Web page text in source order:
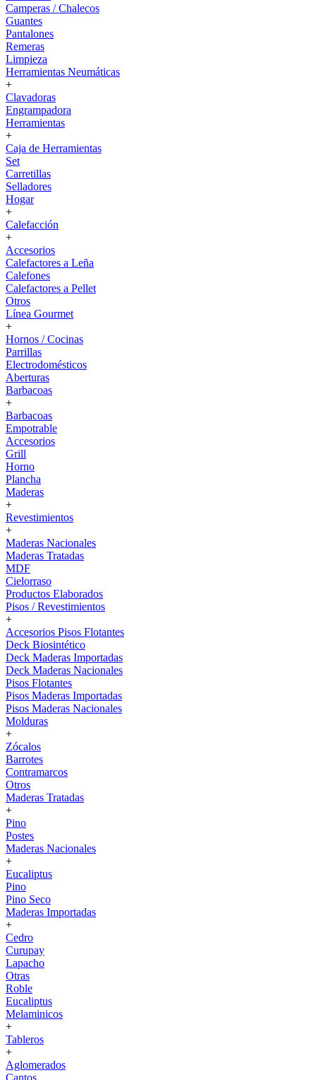
Camperas / Chalecos
Guantes
Pantalones
Remeras
Limpieza
Herramientas Neumáticas
+
Clavadoras
Engrampadora
Herramientas
+
Caja de Herramientas
Set
Carretillas
Selladores
Hogar
+
Calefacción
+
Accesorios
Calefactores a Leña
Calefones
Calefactores a Pellet
Otros
Línea Gourmet
+
Hornos / Cocinas
Parrillas
Electrodomésticos
Aberturas
Barbacoas
+
Barbacoas
Empotrable
Accesorios
Grill
Horno
Plancha
Maderas
+
Revestimientos
+
Maderas Nacionales
Maderas Tratadas
MDF
Cielorraso
Productos Elaborados
Pisos / Revestimientos
+
Accesorios Pisos Flotantes
Deck Biosintético
Deck Maderas Importadas
Deck Maderas Nacionales
Pisos Flotantes
Pisos Maderas Importadas
Pisos Maderas Nacionales
Molduras
+
Zócalos
Barrotes
Contramarcos
Otros
Maderas Tratadas
+
Pino
Postes
Maderas Nacionales
+
Eucaliptus
Pino
Pino Seco
Maderas Importadas
+
Cedro
Curupay
Lapacho
Otras
Roble
Eucaliptus
Melaminicos
+
Tableros
+
Aglomerados
Cantos